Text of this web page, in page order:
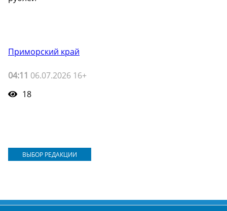
Приморский край
04:11 06.07.2026 16+
18
ВЫБОР РЕДАКЦИИ